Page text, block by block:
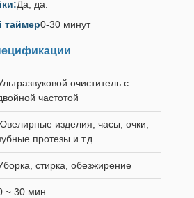
Да, да.
таймер0-30 минут
очиститель с
частотой
изделия, часы, очки,
протезы и т.д.
стирка, обезжирение
~ 30 мин.